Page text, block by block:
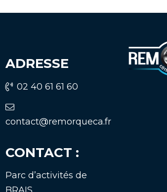
ADRESSE
02 40 61 61 60
contact@remorqueca.fr
CONTACT :
Parc d’activités de